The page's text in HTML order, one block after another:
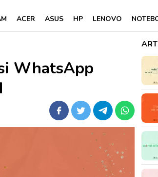
ACER ASUS HP LENOVO
WhatsApp